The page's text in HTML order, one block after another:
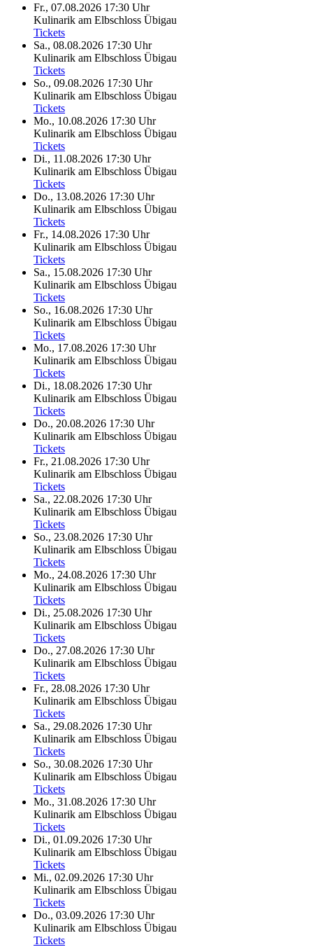
Fr., 07.08.2026 17:30 Uhr
Kulinarik am Elbschloss Übigau
Tickets
Sa., 08.08.2026 17:30 Uhr
Kulinarik am Elbschloss Übigau
Tickets
So., 09.08.2026 17:30 Uhr
Kulinarik am Elbschloss Übigau
Tickets
Mo., 10.08.2026 17:30 Uhr
Kulinarik am Elbschloss Übigau
Tickets
Di., 11.08.2026 17:30 Uhr
Kulinarik am Elbschloss Übigau
Tickets
Do., 13.08.2026 17:30 Uhr
Kulinarik am Elbschloss Übigau
Tickets
Fr., 14.08.2026 17:30 Uhr
Kulinarik am Elbschloss Übigau
Tickets
Sa., 15.08.2026 17:30 Uhr
Kulinarik am Elbschloss Übigau
Tickets
So., 16.08.2026 17:30 Uhr
Kulinarik am Elbschloss Übigau
Tickets
Mo., 17.08.2026 17:30 Uhr
Kulinarik am Elbschloss Übigau
Tickets
Di., 18.08.2026 17:30 Uhr
Kulinarik am Elbschloss Übigau
Tickets
Do., 20.08.2026 17:30 Uhr
Kulinarik am Elbschloss Übigau
Tickets
Fr., 21.08.2026 17:30 Uhr
Kulinarik am Elbschloss Übigau
Tickets
Sa., 22.08.2026 17:30 Uhr
Kulinarik am Elbschloss Übigau
Tickets
So., 23.08.2026 17:30 Uhr
Kulinarik am Elbschloss Übigau
Tickets
Mo., 24.08.2026 17:30 Uhr
Kulinarik am Elbschloss Übigau
Tickets
Di., 25.08.2026 17:30 Uhr
Kulinarik am Elbschloss Übigau
Tickets
Do., 27.08.2026 17:30 Uhr
Kulinarik am Elbschloss Übigau
Tickets
Fr., 28.08.2026 17:30 Uhr
Kulinarik am Elbschloss Übigau
Tickets
Sa., 29.08.2026 17:30 Uhr
Kulinarik am Elbschloss Übigau
Tickets
So., 30.08.2026 17:30 Uhr
Kulinarik am Elbschloss Übigau
Tickets
Mo., 31.08.2026 17:30 Uhr
Kulinarik am Elbschloss Übigau
Tickets
Di., 01.09.2026 17:30 Uhr
Kulinarik am Elbschloss Übigau
Tickets
Mi., 02.09.2026 17:30 Uhr
Kulinarik am Elbschloss Übigau
Tickets
Do., 03.09.2026 17:30 Uhr
Kulinarik am Elbschloss Übigau
Tickets